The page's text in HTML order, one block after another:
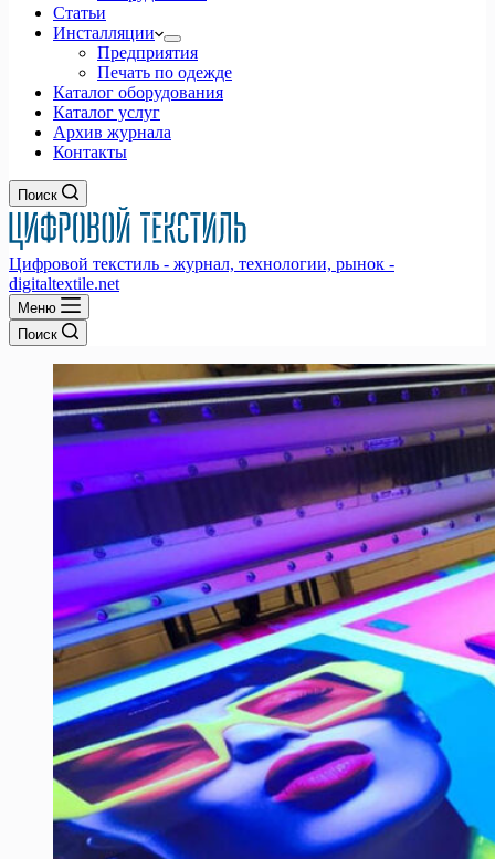
Статьи
Инсталляции
Предприятия
Печать по одежде
Каталог оборудования
Каталог услуг
Архив журнала
Контакты
Поиск
Цифровой текстиль - журнал, технологии, рынок -
digitaltextile.net
Меню
Поиск